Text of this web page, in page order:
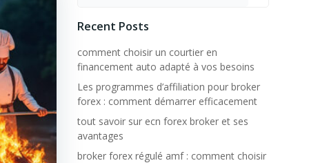
Recent Posts
comment choisir un courtier en
financement auto adapté à vos besoins
Les programmes d’affiliation pour broker
forex : comment démarrer efficacement
tout savoir sur ecn forex broker et ses
avantages
broker forex régulé amf : comment choisir